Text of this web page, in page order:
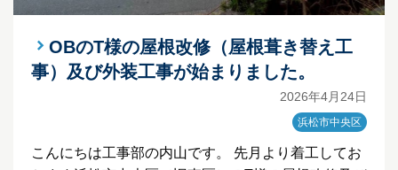
OBのT様の屋根改修（屋根葺き替え工
事）及び外装工事が始まりました。
2026年4月24日
浜松市中央区
こんにちは工事部の内山です。 先月より着工してお